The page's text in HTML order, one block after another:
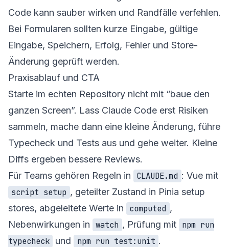
Code kann sauber wirken und Randfälle verfehlen.
Bei Formularen sollten kurze Eingabe, gültige
Eingabe, Speichern, Erfolg, Fehler und Store-
Änderung geprüft werden.
Praxisablauf und CTA
Starte im echten Repository nicht mit “baue den
ganzen Screen”. Lass Claude Code erst Risiken
sammeln, mache dann eine kleine Änderung, führe
Typecheck und Tests aus und gehe weiter. Kleine
Diffs ergeben bessere Reviews.
Für Teams gehören Regeln in
CLAUDE.md : Vue mit
script setup , geteilter Zustand in Pinia setup
stores, abgeleitete Werte in
computed ,
Nebenwirkungen in watch , Prüfung mit npm run
typecheck und npm run test:unit .